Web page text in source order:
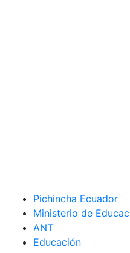
Pichincha Ecuador
Ministerio de
ANT
Educación